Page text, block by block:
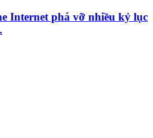
Internet phá vỡ nhiều kỷ lục